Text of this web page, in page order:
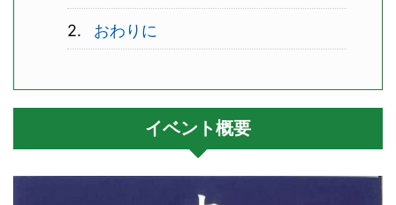
おわりに
イベント概要